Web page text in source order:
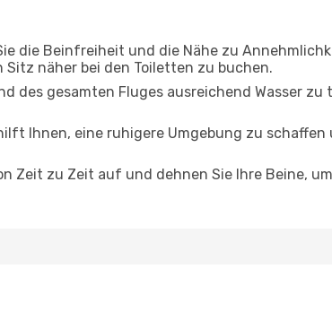
die Beinfreiheit und die Nähe zu
Sitz näher bei den Toiletten zu buchen.
des gesamten Fluges ausreichend Wasser
Ihnen, eine ruhigere Umgebung zu
Zeit zu Zeit auf und dehnen Sie Ihre Beine,